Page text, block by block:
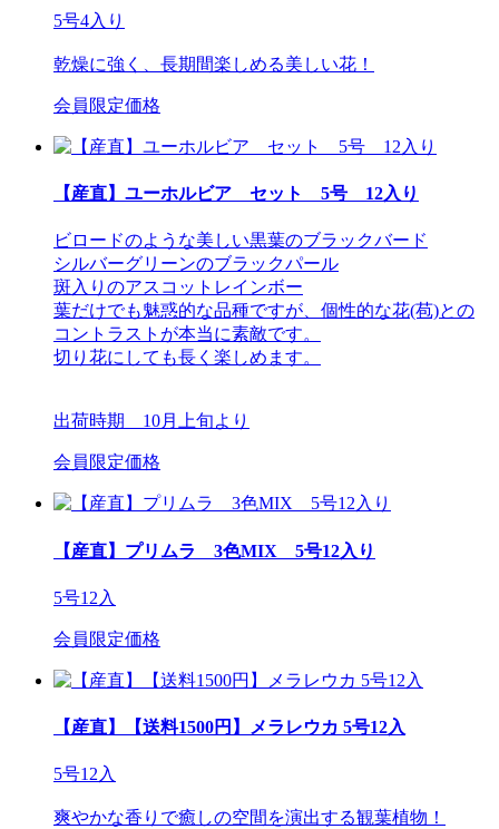
5号4入り
乾燥に強く、長期間楽しめる美しい花！
会員限定価格
【産直】ユーホルビア セット 5号 12入り
ビロードのような美しい黒葉のブラックバード
シルバーグリーンのブラックパール
斑入りのアスコットレインボー
葉だけでも魅惑的な品種ですが、個性的な花(苞)との
コントラストが本当に素敵です。
切り花にしても長く楽しめます。
出荷時期 10月上旬より
会員限定価格
【産直】プリムラ 3色MIX 5号12入り
5号12入
会員限定価格
【産直】【送料1500円】メラレウカ 5号12入
5号12入
爽やかな香りで癒しの空間を演出する観葉植物！